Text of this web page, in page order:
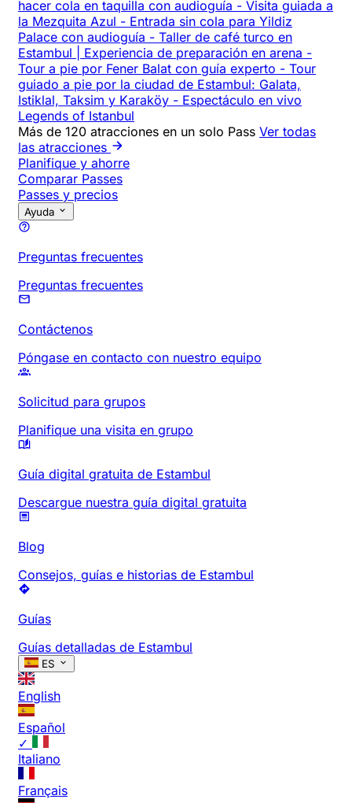
hacer cola en taquilla con audioguía - Visita guiada a
la Mezquita Azul - Entrada sin cola para Yildiz
Palace con audioguía - Taller de café turco en
Estambul | Experiencia de preparación en arena -
Tour a pie por Fener Balat con guía experto - Tour
guiado a pie por la ciudad de Estambul: Galata,
Istiklal, Taksim y Karaköy - Espectáculo en vivo
Legends of Istanbul
Más de 120 atracciones en un solo Pass Ver todas
las atracciones
Planifique y ahorre
Comparar Passes
Passes y precios
Ayuda
Preguntas frecuentes
Preguntas frecuentes
Contáctenos
Póngase en contacto con nuestro equipo
Solicitud para grupos
Planifique una visita en grupo
Guía digital gratuita de Estambul
Descargue nuestra guía digital gratuita
Blog
Consejos, guías e historias de Estambul
Guías
Guías detalladas de Estambul
ES
English
Español
✓
Italiano
Français